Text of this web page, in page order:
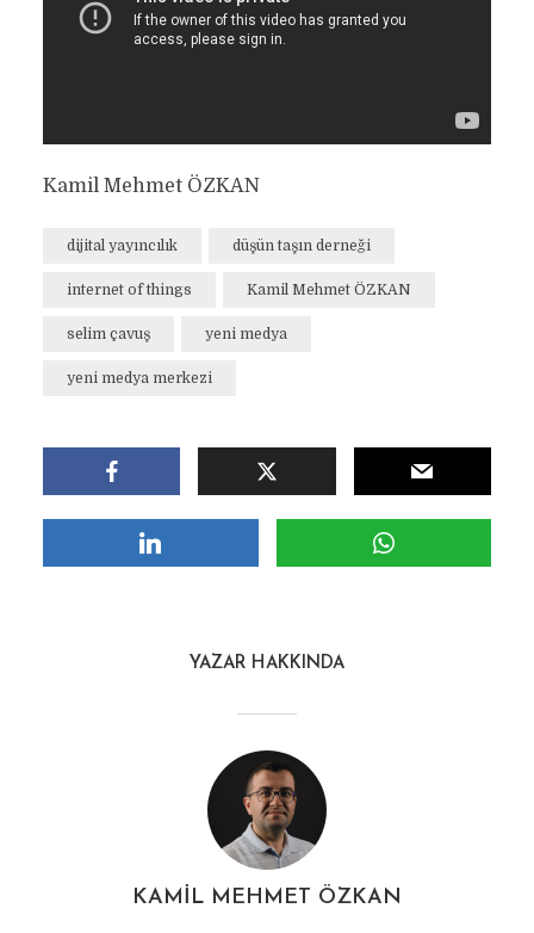
Kamil Mehmet ÖZKAN
dijital yayıncılık düşün taşın derneği
internet of things Kamil Mehmet ÖZKAN
selim çavuş yeni medya
yeni medya merkezi
YAZAR HAKKINDA
KAMIL MEHMET ÖZKAN